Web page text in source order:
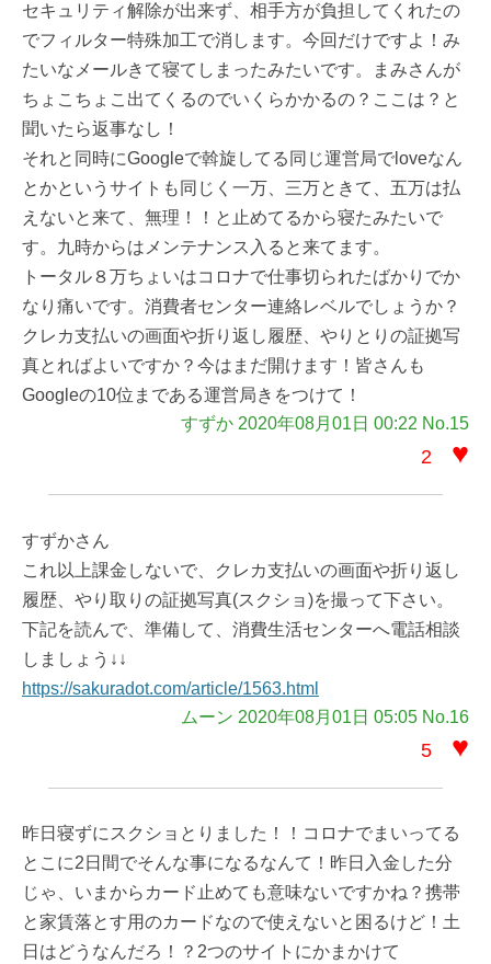
セキュリティ解除が出来ず、相手方が負担してくれたの
でフィルター特殊加工で消します。今回だけですよ！み
たいなメールきて寝てしまったみたいです。まみさんが
ちょこちょこ出てくるのでいくらかかるの？ここは？と
聞いたら返事なし！
それと同時にGoogleで斡旋してる同じ運営局でloveなん
とかというサイトも同じく一万、三万ときて、五万は払
えないと来て、無理！！と止めてるから寝たみたいで
す。九時からはメンテナンス入ると来てます。
トータル８万ちょいはコロナで仕事切られたばかりでか
なり痛いです。消費者センター連絡レベルでしょうか？
クレカ支払いの画面や折り返し履歴、やりとりの証拠写
真とればよいですか？今はまだ開けます！皆さんも
Googleの10位まである運営局きをつけて！
すずか 2020年08月01日 00:22 No.15
2 ♥
すずかさん
これ以上課金しないで、クレカ支払いの画面や折り返し
履歴、やり取りの証拠写真(スクショ)を撮って下さい。
下記を読んで、準備して、消費生活センターへ電話相談
しましょう↓↓
https://sakuradot.com/article/1563.html
ムーン 2020年08月01日 05:05 No.16
5 ♥
昨日寝ずにスクショとりました！！コロナでまいってる
とこに2日間でそんな事になるなんて！昨日入金した分
じゃ、いまからカード止めても意味ないですかね？携帯
と家賃落とす用のカードなので使えないと困るけど！土
日はどうなんだろ！？2つのサイトにかまかけて